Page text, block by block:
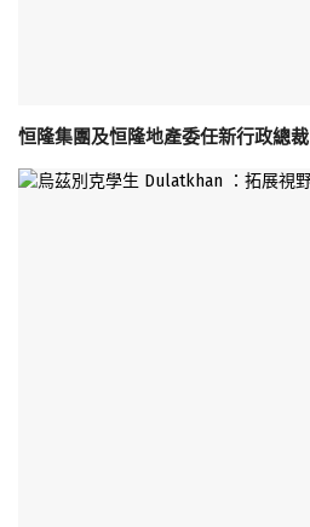
恒隆集團及恒隆地產委任新行政總裁